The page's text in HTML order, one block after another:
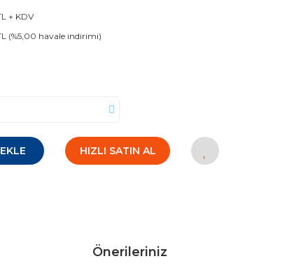
+ KDV
(%5,00 havale indirimi)
HIZLI SATIN AL
Önerileriniz